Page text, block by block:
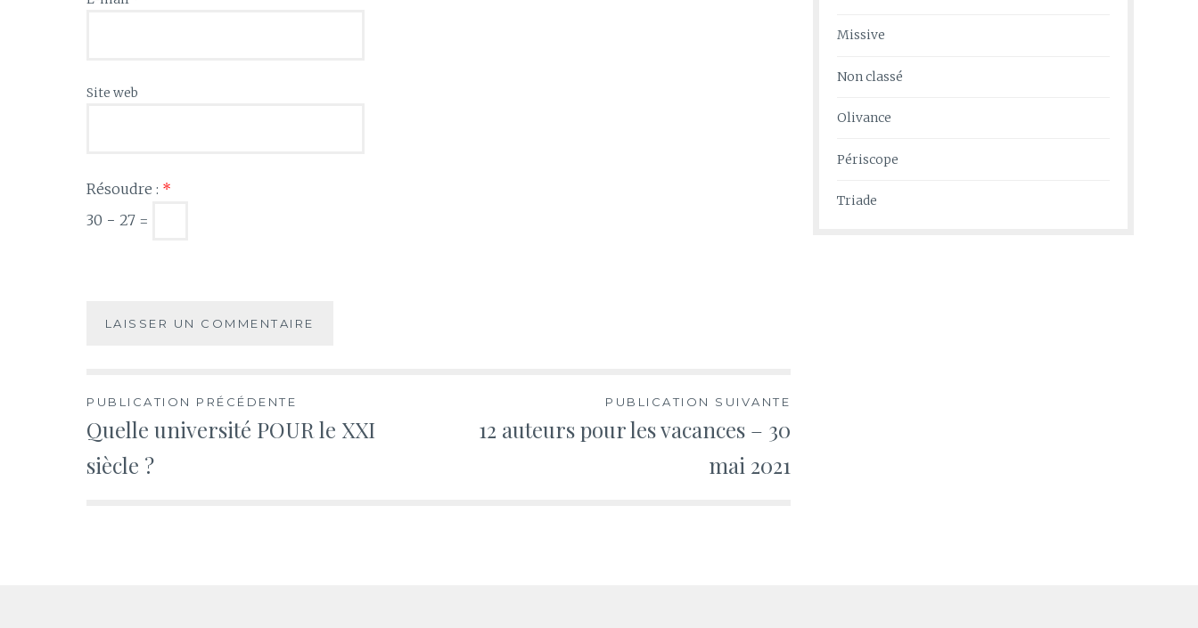
Site web
Résoudre : *
30 − 27 =
Navigation
de
PUBLICATION PRÉCÉDENTE
Quelle université POUR le XXI
siècle ?
PUBLICATION SUIVANTE
12 auteurs pour les vacances – 30
mai 2021
Missive
Non classé
Olivance
Périscope
Triade